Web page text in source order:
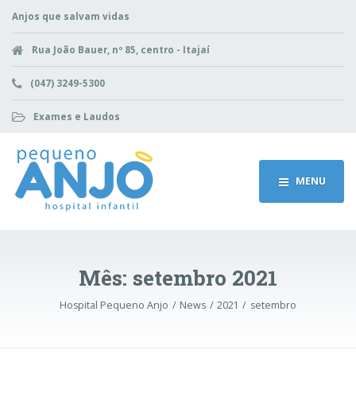
Anjos que salvam vidas
Rua João Bauer, nº 85, centro - Itajaí
(047) 3249-5300
Exames e Laudos
MENU
Mês: setembro 2021
Hospital Pequeno Anjo News 2021 setembro